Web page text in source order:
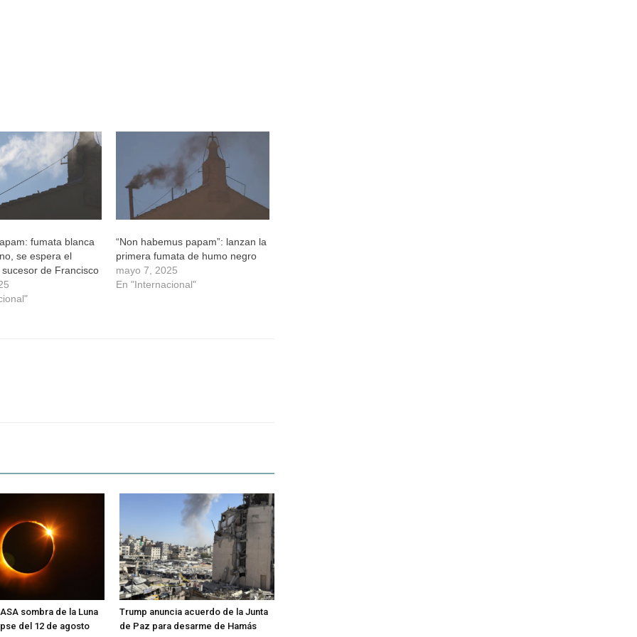
fumata blanca
se espera el
de Francisco
“Non habemus papam”: lanzan la
primera fumata de humo negro
mayo 7, 2025
En "Internacional"
sombra de la Luna
del 12 de agosto
Trump anuncia acuerdo de la Junta
de Paz para desarme de Hamás